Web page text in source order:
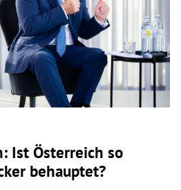
Ist Österreich so
behauptet?